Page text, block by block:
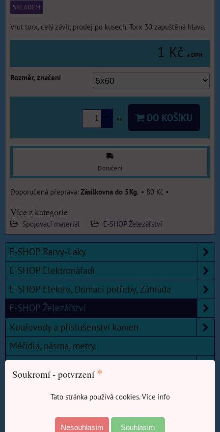
SKLADEM
Vrut torx, celý závit, prodej po kusech. Torx 30 zapuštěná hlava.
1 Kč s DPH
Rozměr, značení
ks DO KOŠÍKU
Doručení
Zásilkovna do 5Kg. • 80 Kč •
Více z kategorie
Spojovací materiál E-SHOP Železářství
E-SHOP Barvy-Laky
E-SHOP Elektronářadí
E-SHOP Elektro, Domácí potřeby, Zahrada
E-SHOP Železářství
Kouřovody a příslušenství kamen
Měřidla, pásma, metry.
Nástroje, broušení, řezání.
Odpadové potřeby
Soukromí - potvrzení *
Tato stránka používá cookies. Vice info
Nesouhlasím Souhlasím